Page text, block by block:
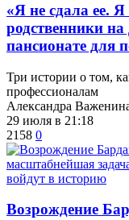
​«Я не сдала ее.
родственники
пансионате для
Три истории о том,
профессионалам
Александра
29 июля в 21:18
2158 0
Возрождение